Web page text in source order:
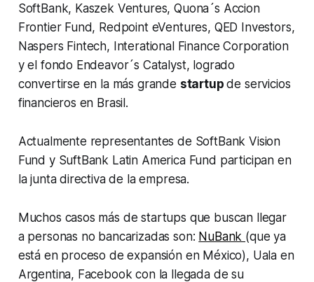
SoftBank, Kaszek Ventures, Quona´s Accion
Frontier Fund, Redpoint eVentures, QED Investors,
Naspers Fintech, Interational Finance Corporation
y el fondo Endeavor´s Catalyst, logrado
convertirse en la más grande startupde servicios
financieros en Brasil.
Actualmente representantes de SoftBank Vision
Fund y SuftBank Latin America Fund participan en
la junta directiva de la empresa.
Muchos casos más de startups que buscan llegar
a personas no bancarizadas son: NuBank (que ya
está en proceso de expansión en México), Uala en
Argentina, Facebook con la llegada de su